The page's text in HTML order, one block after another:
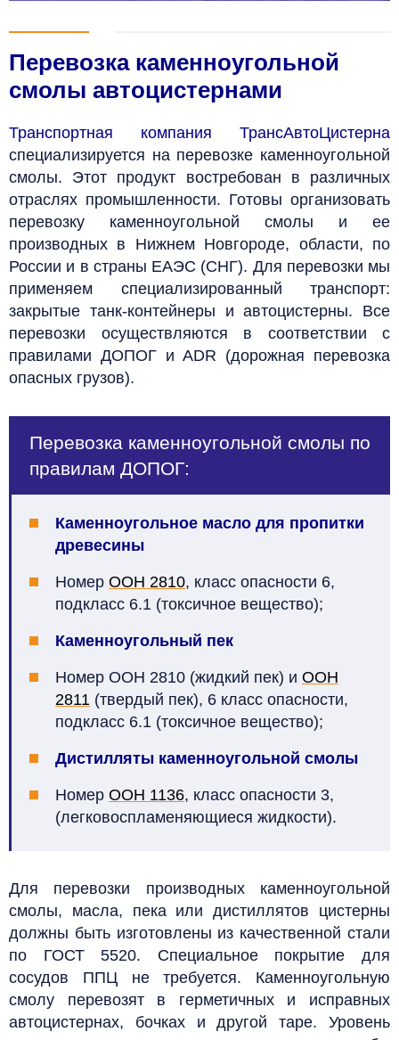
Перевозка каменноугольной
смолы автоцистернами
Транспортная компания ТрансАвтоЦистерна
специализируется на перевозке каменноугольной
смолы. Этот продукт востребован в различных
отраслях промышленности. Готовы организовать
перевозку каменноугольной смолы и ее
производных в Нижнем Новгороде, области, по
России и в страны ЕАЭС (СНГ). Для перевозки мы
применяем специализированный транспорт:
закрытые танк-контейнеры и автоцистерны. Все
перевозки осуществляются в соответствии с
правилами ДОПОГ и ADR (дорожная перевозка
опасных грузов).
Перевозка каменноугольной смолы по
правилам ДОПОГ:
Каменноугольное масло для пропитки
древесины
Номер ООН 2810, класс опасности 6,
подкласс 6.1 (токсичное вещество);
Каменноугольный пек
Номер ООН 2810 (жидкий пек) и ООН
2811 (твердый пек), 6 класс опасности,
подкласс 6.1 (токсичное вещество);
Дистилляты каменноугольной смолы
Номер ООН 1136, класс опасности 3,
(легковоспламеняющиеся жидкости).
Для перевозки производных каменноугольной
смолы, масла, пека или дистиллятов цистерны
должны быть изготовлены из качественной стали
по ГОСТ 5520. Специальное покрытие для
сосудов ППЦ не требуется. Каменноугольную
смолу перевозят в герметичных и исправных
автоцистернах, бочках и другой таре. Уровень